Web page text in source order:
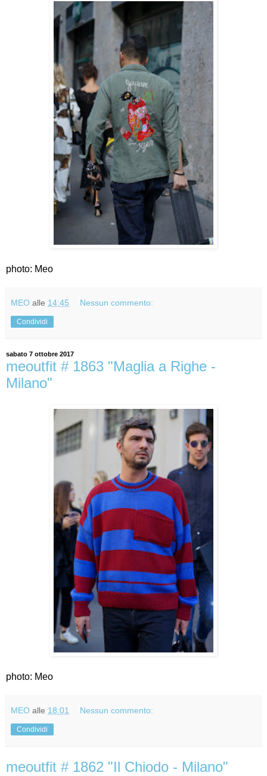
photo: Meo
MEO alle 14:45 Nessun commento:
Condividi
sabato 7 ottobre 2017
meoutfit # 1863 "Maglia a Righe -
Milano"
photo: Meo
MEO alle 18:01 Nessun commento:
Condividi
meoutfit # 1862 "Il Chiodo - Milano"